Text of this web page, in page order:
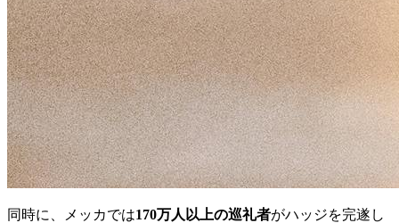
同時に、メッカでは170万人以上の巡礼者がハッジを完遂し